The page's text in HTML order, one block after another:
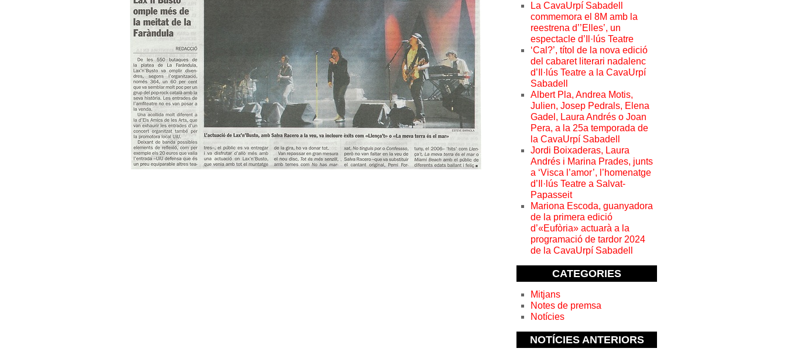
La CavaUrpí Sabadell
commemora el 8M amb la
reestrena d’’Elles’, un
espectacle d’Il·lús Teatre
‘Cal?’, títol de la nova edició
del cabaret literari nadalenc
d’Il·lús Teatre a la CavaUrpí
Sabadell
Albert Pla, Andrea Motis,
Julien, Josep Pedrals, Elena
Gadel, Laura Andrés o Joan
Pera, a la 25a temporada de
la CavaUrpí Sabadell
Jordi Boixaderas, Laura
Andrés i Marina Prades, junts
a ‘Visca l’amor’, l’homenatge
d’Il·lús Teatre a Salvat-
Papasseit
Mariona Escoda, guanyadora
de la primera edició
d’«Eufòria» actuarà a la
programació de tardor 2024
de la CavaUrpí Sabadell
CATEGORIES
Mitjans
Notes de premsa
Notícies
NOTÍCIES ANTERIORS